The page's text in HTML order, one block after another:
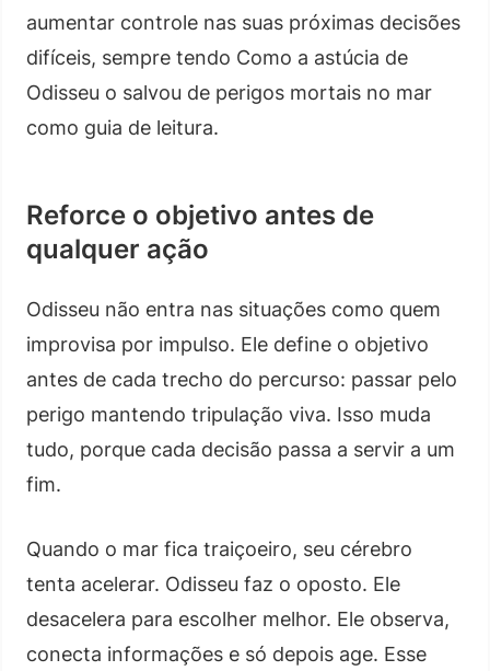
aumentar controle nas suas próximas decisões
difíceis, sempre tendo Como a astúcia de
Odisseu o salvou de perigos mortais no mar
como guia de leitura.
Reforce o objetivo antes de
qualquer ação
Odisseu não entra nas situações como quem
improvisa por impulso. Ele define o objetivo
antes de cada trecho do percurso: passar pelo
perigo mantendo tripulação viva. Isso muda
tudo, porque cada decisão passa a servir a um
fim.
Quando o mar fica traiçoeiro, seu cérebro
tenta acelerar. Odisseu faz o oposto. Ele
desacelera para escolher melhor. Ele observa,
conecta informações e só depois age. Esse